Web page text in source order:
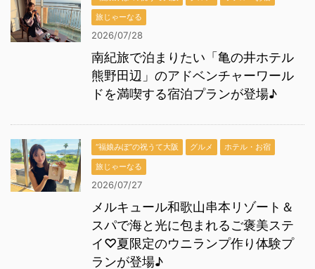
旅じゃーなる
2026/07/28
南紀旅で泊まりたい「亀の井ホテル
熊野田辺」のアドベンチャーワール
ドを満喫する宿泊プランが登場♪
“福娘みぽ”の祝うて大阪 グルメ
ホテル・お宿
旅じゃーなる
2026/07/27
メルキュール和歌山串本リゾート＆
スパで海と光に包まれるご褒美ステ
イ♡夏限定のウニランプ作り体験プ
ランが登場♪